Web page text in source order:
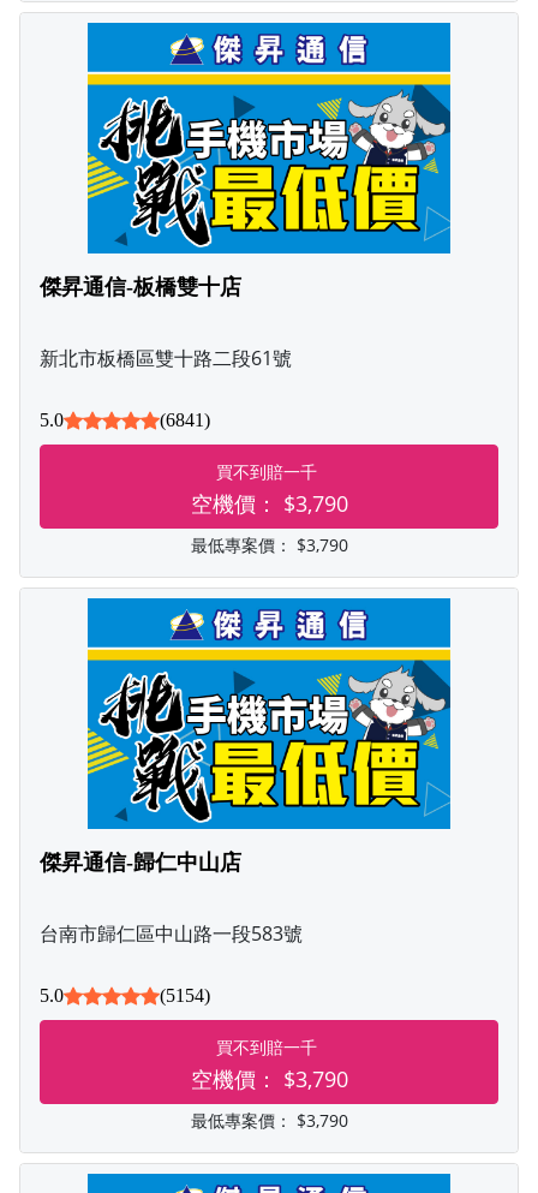
傑昇通信-板橋雙十店
新北市板橋區雙十路二段61號
5.0 (6841)
買不到賠一千
空機價： $3,790
最低專案價： $3,790
傑昇通信-歸仁中山店
台南市歸仁區中山路一段583號
5.0 (5154)
買不到賠一千
空機價： $3,790
最低專案價： $3,790